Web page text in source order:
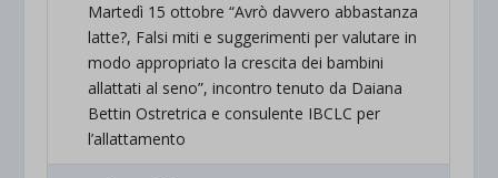
Martedì 15 ottobre “Avrò davvero abbastanza
latte?, Falsi miti e suggerimenti per valutare in
modo appropriato la crescita dei bambini
allattati al seno”, incontro tenuto da Daiana
Bettin Ostretrica e consulente IBCLC per
l’allattamento